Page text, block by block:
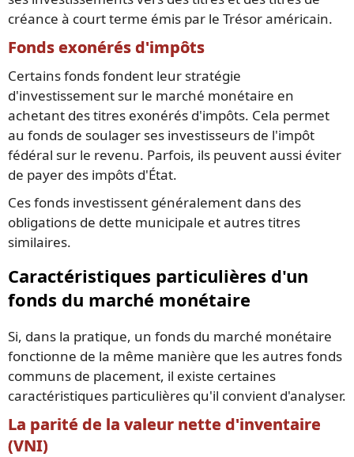
créance à court terme émis par le Trésor américain.
Fonds exonérés d'impôts
Certains fonds fondent leur stratégie
d'investissement sur le marché monétaire en
achetant des titres exonérés d'impôts. Cela permet
au fonds de soulager ses investisseurs de l'impôt
fédéral sur le revenu. Parfois, ils peuvent aussi éviter
de payer des impôts d'État.
Ces fonds investissent généralement dans des
obligations de dette municipale et autres titres
similaires.
Caractéristiques particulières d'un
fonds du marché monétaire
Si, dans la pratique, un fonds du marché monétaire
fonctionne de la même manière que les autres fonds
communs de placement, il existe certaines
caractéristiques particulières qu'il convient d'analyser.
La parité de la valeur nette d'inventaire
(VNI)